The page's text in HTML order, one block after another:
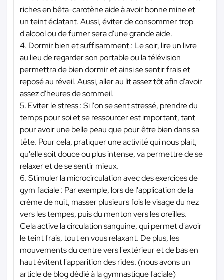
riches en bêta-carotène aide à avoir bonne mine et
un teint éclatant. Aussi, éviter de consommer trop
d'alcool ou de fumer sera d'une grande aide.
4. Dormir bien et suffisamment : Le soir, lire un livre
au lieu de regarder son portable ou la télévision
permettra de bien dormir et ainsi se sentir frais et
reposé au réveil. Aussi, aller au lit assez tôt afin d'avoir
assez d'heures de sommeil.
5. Eviter le stress : Si l'on se sent stressé, prendre du
temps pour soi et se ressourcer est important, tant
pour avoir une belle peau que pour être bien dans sa
tête. Pour cela, pratiquer une activité qui nous plait,
qu'elle soit douce ou plus intense, va permettre de se
relaxer et de se sentir mieux.
6. Stimuler la microcirculation avec des exercices de
gym faciale : Par exemple, lors de l'application de la
crème de nuit, masser plusieurs fois le visage du nez
vers les tempes, puis du menton vers les oreilles.
Cela active la circulation sanguine, qui permet d'avoir
le teint frais, tout en vous relaxant. De plus, les
mouvements du centre vers l'extérieur et de bas en
haut évitent l'apparition des rides. (nous avons un
article de blog dédié à la gymnastique faciale)